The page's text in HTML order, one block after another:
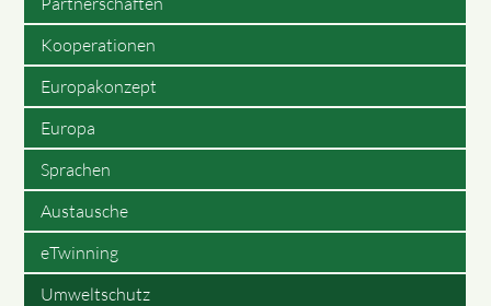
Kooperationen
Europakonzept
Europa
Sprachen
Austausche
eTwinning
Umweltschutz